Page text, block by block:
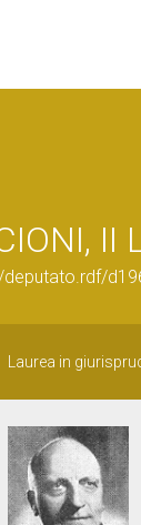
Laurea in